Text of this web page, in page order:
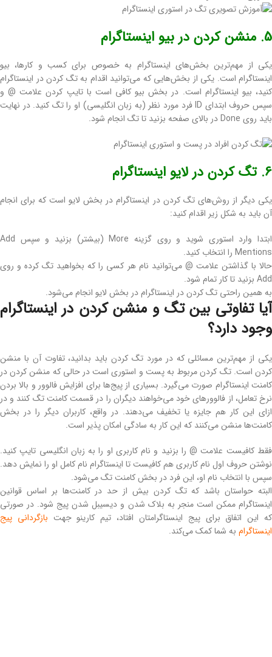
5. منشن کردن در بیو اینستاگرام
یکی از مهم‌ترین بخش‌های اینستاگرام به ‌خصوص برای کسب ‌و کارها، بیو
اینستاگرام است. یکی از بخش‌هایی که می‌توانید اقدام به تگ كردن در اينستاگرام
کنید، بیو اینستاگرام است. در بخش بیو کافی است با تایپ کردن علامت @ و
سپس حروف ابتدای ID فرد مورد نظر (به زبان انگلیسی) او را تگ کنید. در نهایت
باید روی Done در بالای صفحه بزنید تا تگ انجام شود.
6. تگ کردن در لایو اینستاگرام
یکی دیگر از روش‌های تگ کردن در اینستاگرام در بخش لایو است که برای انجام
آن باید به شکل زیر اقدام کنید:
ابتدا وارد استوری شوید و روی گزینه More (بیشتر) بزنید و سپس Add
Mentions را انتخاب کنید.
حالا با گذاشتن علامت @ می‌توانید نام هر کسی را که بخواهید تگ کرده و روی
Add بزنید تا کار تمام شود.
به همین راحتی تگ كردن در اينستاگرام در بخش لایو انجام می‌شود.
آیا تفاوتی بین تگ و منشن کردن در اینستاگرام
وجود دارد؟
یکی از مهم‌ترین مسائلی که در مورد تگ کردن باید بدانید، تفاوت آن با منشن
کردن است. تگ کردن مربوط به پست و استوری است در حالی که منشن کردن در
کامنت اینستاگرام صورت می‌گیرد. بسیاری از پیج‌ها برای افزایش فالوور و بالا بردن
نرخ تعامل، از فالوورهای خود می‌خواهند دیگران را در قسمت کامنت تگ کنند و در
ازای این کار هم جایزه یا تخفیف می‌دهند. در واقع، کاربران دیگر را در بخش
کامنت‌ها منشن می‌کنند که این کار به سادگی امکان ‌پذیر است.
فقط کافیست علامت @ را بزنید و نام کاربری او را به زبان انگلیسی تایپ کنید.
نوشتن حروف اول نام کاربری هم کافیست تا اینستاگرام نام کامل او را نمایش دهد.
سپس با انتخاب نام او، این فرد در بخش کامنت تگ می‌شود.
البته حواستان باشد که تگ کردن بیش از حد در کامنت‌ها بر اساس قوانین
اینستاگرام ممکن است منجر به بلاک شدن و دیسیبل شدن پیج شود. در صورتی
که این اتفاق برای پیج اینستاگرامتان افتاد، تیم کارینو جهت بازگردانی پیج
اینستاگرام به شما کمک می‌کند.